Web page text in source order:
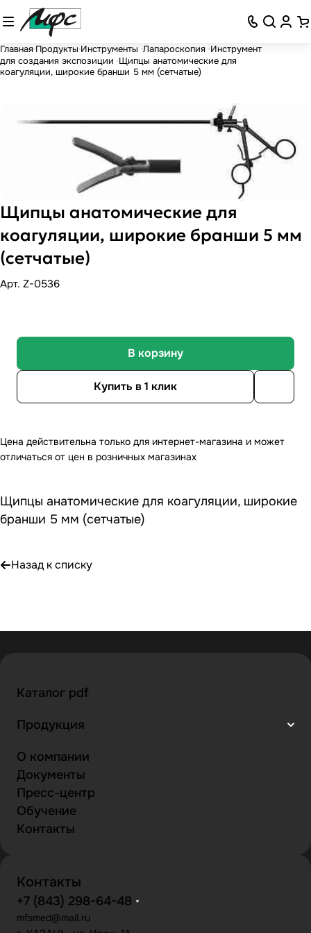
Главная Продукты Инструменты Лапароскопия Инструмент
для создания экспозиции Щипцы анатомические для
коагуляции, широкие бранши 5 мм (сетчатые)
Щипцы анатомические для
коагуляции, широкие бранши 5 мм
(сетчатые)
Арт. Z-0536
В корзину
Купить в 1 клик
Цена действительна только для интернет-магазина и может
отличаться от цен в розничных магазинах
Щипцы анатомические для коагуляции, широкие
бранши 5 мм (сетчатые)
Назад к списку
Каталог pdf
Продукция
О компании
Документы
Пресс-центр
Обучение
Контакты
Контакты
+7 (843) 298-64-48
mfsmed@mail.ru